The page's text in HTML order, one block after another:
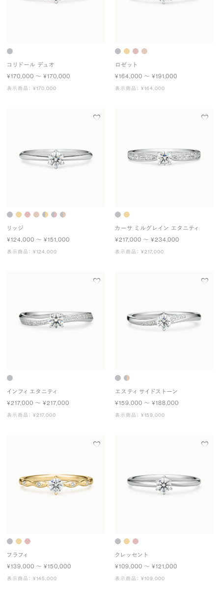
コリドール デュオ
¥170,000 〜 ¥170,000
表示商品： ¥170,000
ロゼット
¥164,000 〜 ¥191,000
表示商品： ¥164,000
リッジ
¥124,000 〜 ¥151,000
表示商品： ¥124,000
カーサ ミルグレイン エタニティ
¥217,000 〜 ¥234,000
表示商品： ¥217,000
インフィ エタニティ
¥217,000 〜 ¥217,000
表示商品： ¥217,000
エスティ サイドストーン
¥159,000 〜 ¥188,000
表示商品： ¥159,000
フラフィ
¥139,000 〜 ¥150,000
表示商品： ¥145,000
クレッセント
¥109,000 〜 ¥121,000
表示商品： ¥109,000